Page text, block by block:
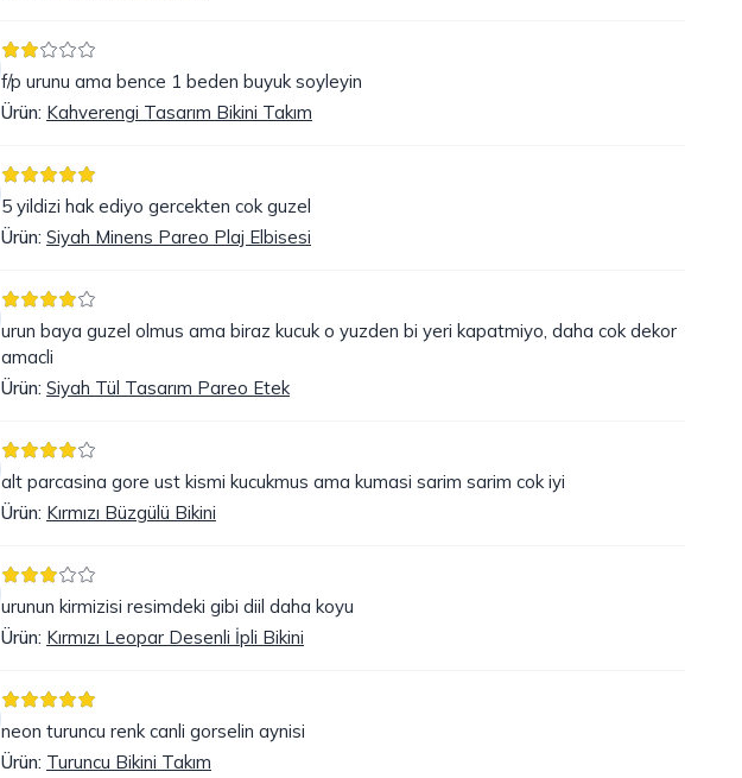
f/p urunu ama bence 1 beden buyuk soyleyin
Ürün: Kahverengi Tasarım Bikini Takım
5 yildizi hak ediyo gercekten cok guzel
Ürün: Siyah Minens Pareo Plaj Elbisesi
urun baya guzel olmus ama biraz kucuk o yuzden bi yeri kapatmiyo, daha cok dekor
amacli
Ürün: Siyah Tül Tasarım Pareo Etek
alt parcasina gore ust kismi kucukmus ama kumasi sarim sarim cok iyi
Ürün: Kırmızı Büzgülü Bikini
urunun kirmizisi resimdeki gibi diil daha koyu
Ürün: Kırmızı Leopar Desenli İpli Bikini
neon turuncu renk canli gorselin aynisi
Ürün: Turuncu Bikini Takım